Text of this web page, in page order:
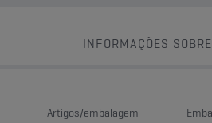
INFORMAÇÕES
Artigos/embalagem